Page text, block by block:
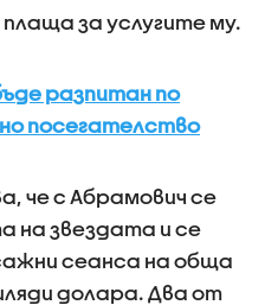
за услугите му.
разпитан по
посегателство
че с Абрамович се
на звездата и се
сеанса на обща
долара. Два от